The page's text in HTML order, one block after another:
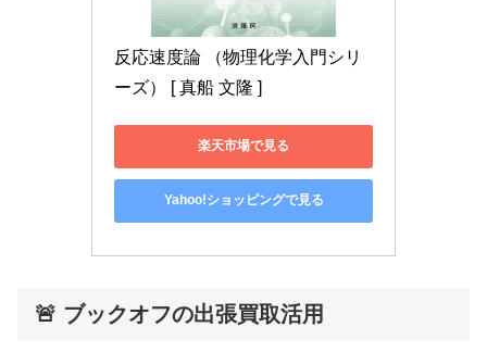
反応速度論 （物理化学入門シリ
ーズ） [ 真船 文隆 ]
楽天市場で見る
Yahoo!ショッピングで見る
🚨 ブックオフの出張買取活用